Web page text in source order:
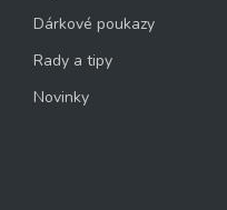
Dárkové poukazy
Rady a tipy
Novinky